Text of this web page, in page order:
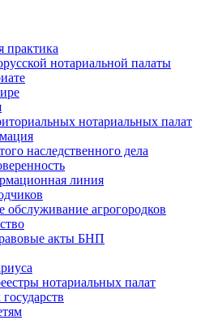
практика
нотариальной палаты
нотариальных палат
наследственного дела
линия
обслуживание агрогородков
акты БНП
нотариальных палат